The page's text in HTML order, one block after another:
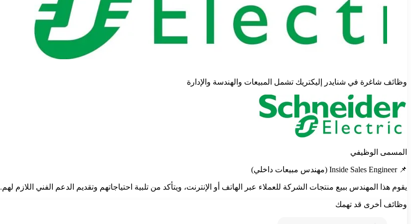
وظائف شاغرة في شنايدر إليكتريك تشمل المبيعات والهندسة والإدارة
المسمى الوظيفي
📌 Inside Sales Engineer (مهندس مبيعات داخلي)
يقوم هذا المهندس ببيع منتجات الشركة للعملاء عبر الهاتف أو الإنترنت، ويتأكد من تلبية احتياجاتهم وتقديم الدعم الفني اللازم لهم.​
وظائف أخرى قد تهمك